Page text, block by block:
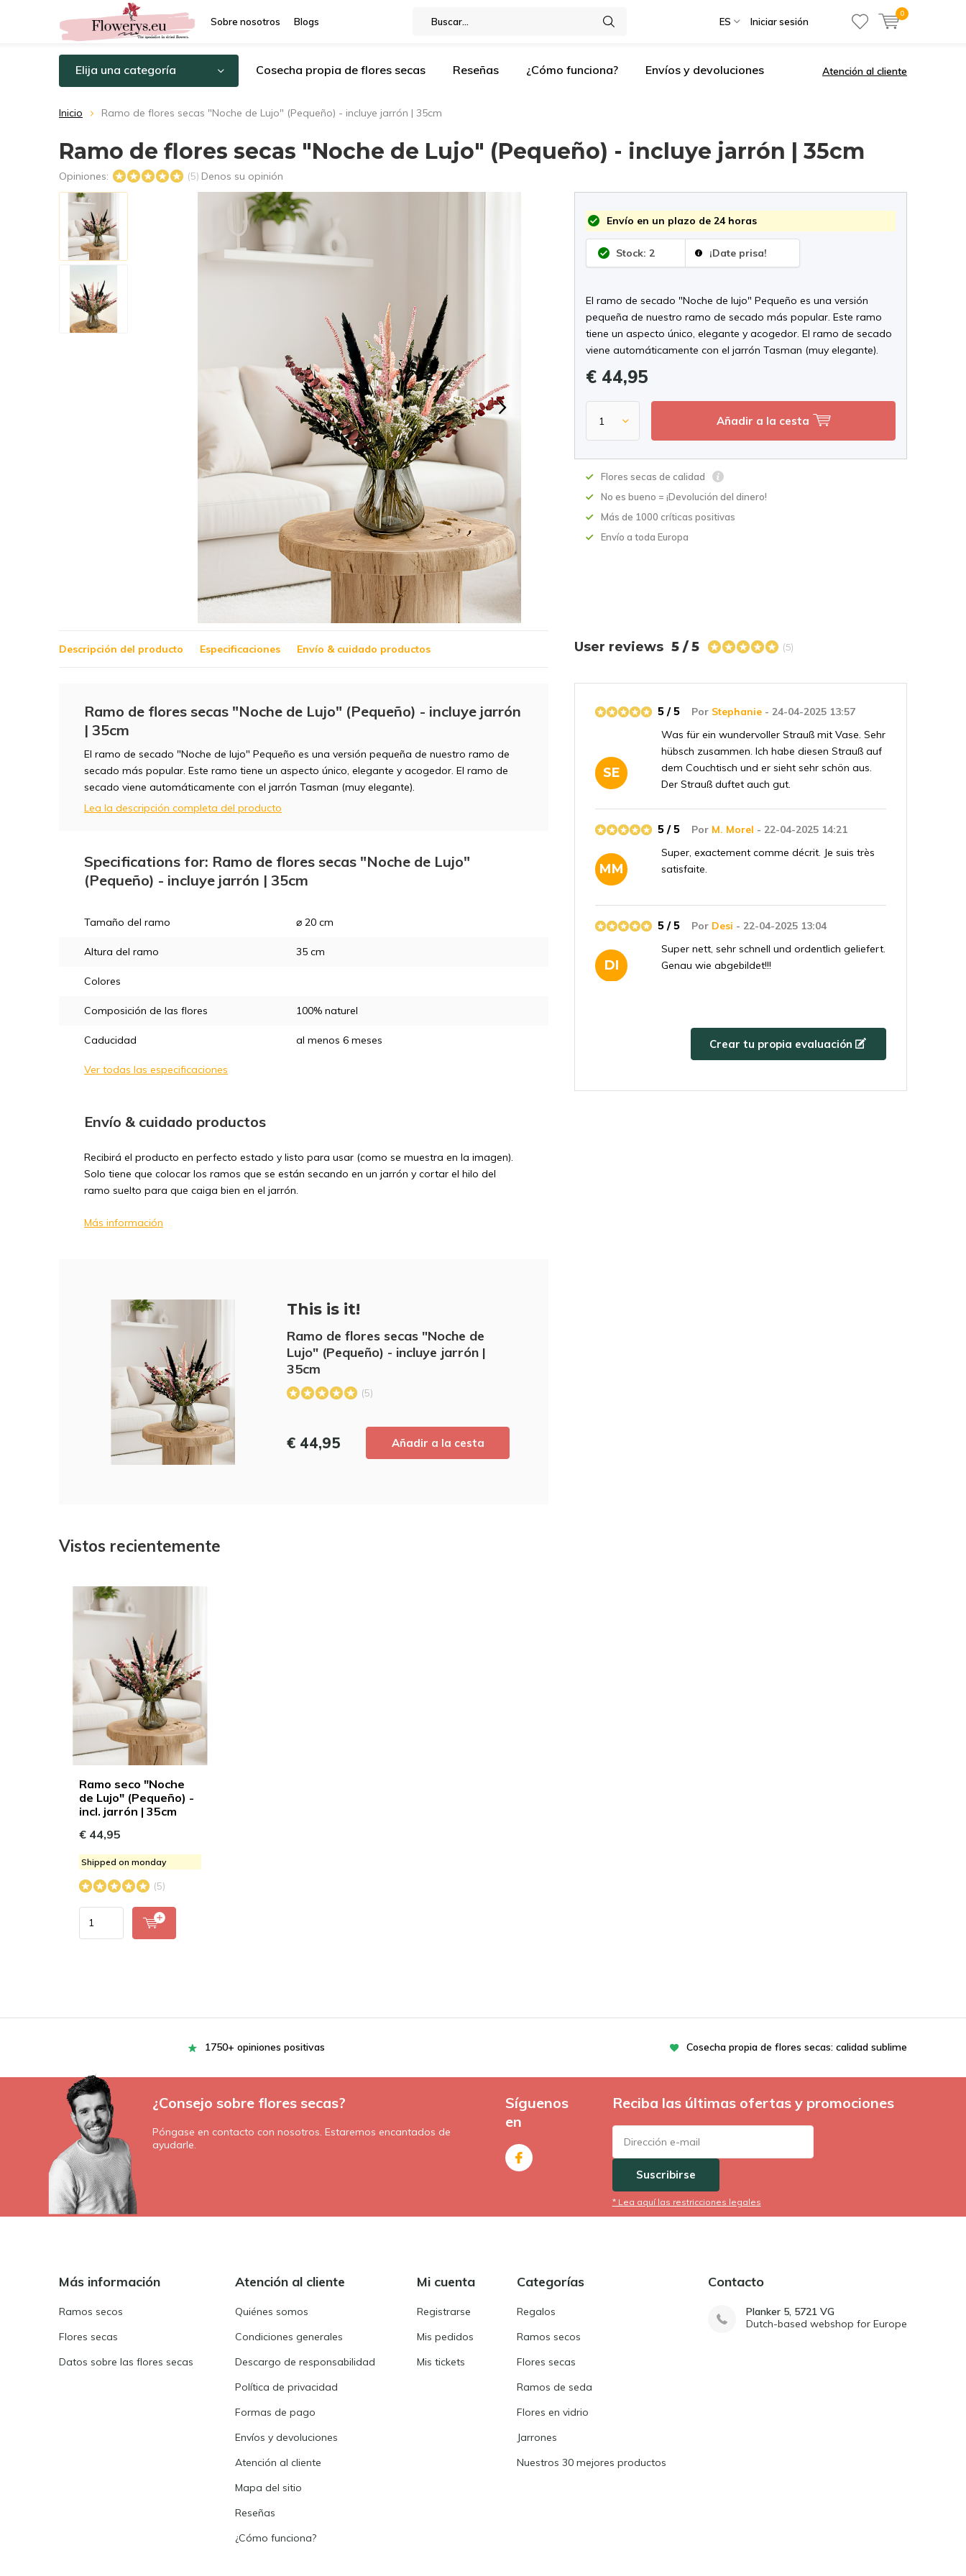
Sobre nosotros Blogs ES Iniciar sesión
0
Elija una categoría Cosecha propia de flores secas Reseñas ¿Cómo funciona? Envíos y devoluciones Atención al cliente
Inicio Ramo de flores secas "Noche de Lujo" (Pequeño) - incluye jarrón | 35cm
Ramo de flores secas "Noche de Lujo" (Pequeño) - incluye jarrón | 35cm
Opiniones: (5) Denos su opinión
Envío en un plazo de 24 horas
Stock: 2 ¡Date prisa!
El ramo de secado "Noche de lujo" Pequeño es una versión
pequeña de nuestro ramo de secado más popular. Este ramo
tiene un aspecto único, elegante y acogedor. El ramo de secado
viene automáticamente con el jarrón Tasman (muy elegante).
€ 44,95
Añadir a la cesta
Flores secas de calidad
No es bueno = ¡Devolución del dinero!
Más de 1000 críticas positivas
Envío a toda Europa
Descripción del producto Especificaciones Envío & cuidado productos
Ramo de flores secas "Noche de Lujo" (Pequeño) - incluye jarrón
| 35cm
El ramo de secado "Noche de lujo" Pequeño es una versión pequeña de nuestro ramo de
secado más popular. Este ramo tiene un aspecto único, elegante y acogedor. El ramo de
secado viene automáticamente con el jarrón Tasman (muy elegante).
Lea la descripción completa del producto
Specifications for: Ramo de flores secas "Noche de Lujo"
(Pequeño) - incluye jarrón | 35cm
Tamaño del ramo ⌀ 20 cm
Altura del ramo 35 cm
Colores
Composición de las flores 100% naturel
Caducidad al menos 6 meses
Ver todas las especificaciones
Envío & cuidado productos
Recibirá el producto en perfecto estado y listo para usar (como se muestra en la imagen).
Solo tiene que colocar los ramos que se están secando en un jarrón y cortar el hilo del
ramo suelto para que caiga bien en el jarrón.
Más información
This is it!
Ramo de flores secas "Noche de
Lujo" (Pequeño) - incluye jarrón |
35cm
(5)
€ 44,95 Añadir a la cesta
User reviews 5 / 5 (5)
SE
Por Stephanie - 24-04-2025 13:57
5 / 5
Was für ein wundervoller Strauß mit Vase. Sehr
hübsch zusammen. Ich habe diesen Strauß auf
dem Couchtisch und er sieht sehr schön aus.
Der Strauß duftet auch gut.
MM
Por M. Morel - 22-04-2025 14:21
5 / 5
Super, exactement comme décrit. Je suis très
satisfaite.
DI
Por Desi - 22-04-2025 13:04
5 / 5
Super nett, sehr schnell und ordentlich geliefert.
Genau wie abgebildet!!!
Fast shipping, product well packed and
delivered like the picture. Happy with it
Crear tu propia evaluación
Vistos recientemente
Ramo seco "Noche
de Lujo" (Pequeño) -
incl. jarrón | 35cm
€ 44,95
Shipped on monday
(5)
1750+ opiniones positivas Cosecha propia de flores secas: calidad sublime
¿Consejo sobre flores secas?
Póngase en contacto con nosotros. Estaremos encantados de
ayudarle.
Síguenos
en
Reciba las últimas ofertas y promociones
Suscribirse
* Lea aquí las restricciones legales
Más información
Ramos secos
Flores secas
Datos sobre las flores secas
Atención al cliente
Quiénes somos
Condiciones generales
Descargo de responsabilidad
Política de privacidad
Formas de pago
Envíos y devoluciones
Atención al cliente
Mapa del sitio
Reseñas
¿Cómo funciona?
Mi cuenta
Registrarse
Mis pedidos
Mis tickets
Categorías
Regalos
Ramos secos
Flores secas
Ramos de seda
Flores en vidrio
Jarrones
Nuestros 30 mejores productos
Contacto
Planker 5, 5721 VG
Dutch-based webshop for Europe
Suscríbete a nuestro boletín de noticias para estar al día de
Utilice el código de descuento rápidamente, ¡antes de que caduque!